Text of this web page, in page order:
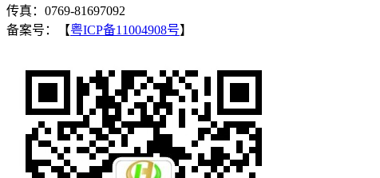
传真：0769-81697092
备案号：【粤ICP备11004908号】